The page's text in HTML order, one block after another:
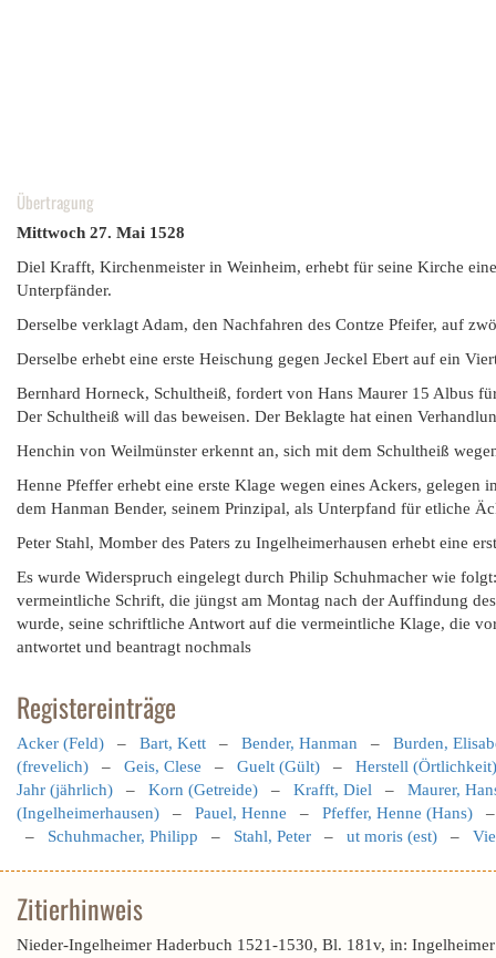
Übertragung
Mittwoch 27. Mai 1528
Diel Krafft, Kirchenmeister in Weinheim, erhebt für seine Kirche
Unterpfänder.
Derselbe verklagt Adam, den Nachfahren des Contze Pfeifer, auf
Derselbe erhebt eine erste Heischung gegen Jeckel Ebert auf ein
Bernhard Horneck, Schultheiß, fordert von Hans Maurer 15 Albus
Der Schultheiß will das beweisen. Der Beklagte hat einen
Henchin von Weilmünster erkennt an, sich mit dem Schultheiß
Henne Pfeffer erhebt eine erste Klage wegen eines Ackers,
dem Hanman Bender, seinem Prinzipal, als Unterpfand für etliche
Peter Stahl, Momber des Paters zu Ingelheimerhausen erhebt eine
Es wurde Widerspruch eingelegt durch Philip Schuhmacher wie
vermeintliche Schrift, die jüngst am Montag nach der Auffindung
wurde, seine schriftliche Antwort auf die vermeintliche Klage, die
antwortet und beantragt nochmals
Registereinträge
Acker (Feld) – Bart, Kett – Bender, Hanman – Burden,
(frevelich) – Geis, Clese – Guelt (Gült) – Herstell (Örtlichkeit)
Jahr (jährlich) – Korn (Getreide) – Krafft, Diel – Maurer,
(Ingelheimerhausen) – Pauel, Henne – Pfeffer, Henne (Hans)
– Schuhmacher, Philipp – Stahl, Peter – ut moris (est) –
Zitierhinweis
Nieder-Ingelheimer Haderbuch 1521-1530, Bl. 181v, in: